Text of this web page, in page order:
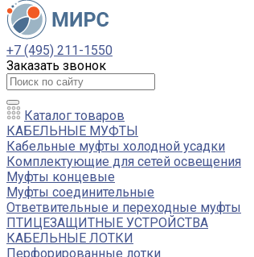
+7 (495) 211-1550
Заказать звонок
Каталог товаров
КАБЕЛЬНЫЕ МУФТЫ
Кабельные муфты холодной усадки
Комплектующие для сетей освещения
Муфты концевые
Муфты соединительные
Ответвительные и переходные муфты
ПТИЦЕЗАЩИТНЫЕ УСТРОЙСТВА
КАБЕЛЬНЫЕ ЛОТКИ
Перфорированные лотки